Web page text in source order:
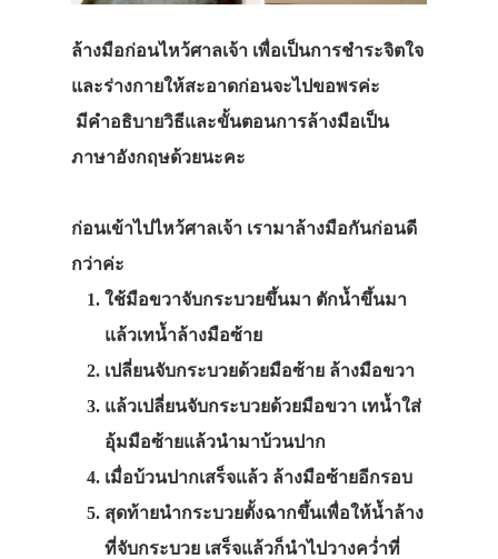
ล้างมือก่อนไหว้ศาลเจ้า เพื่อเป็นการชำระจิตใจ
และร่างกายให้สะอาดก่อนจะไปขอพรค่ะ
มีคำอธิบายวิธีและขั้นตอนการล้างมือเป็น
ภาษาอังกฤษด้วยนะคะ
ก่อนเข้าไปไหว้ศาลเจ้า เรามาล้างมือกันก่อนดี
กว่าค่ะ
ใช้มือขวาจับกระบวยขึ้นมา ตักน้ำขึ้นมา
แล้วเทน้ำล้างมือซ้าย
เปลี่ยนจับกระบวยด้วยมือซ้าย ล้างมือขวา
แล้วเปลี่ยนจับกระบวยด้วยมือขวา เทน้ำใส่
อุ้มมือซ้ายแล้วนำมาบ้วนปาก
เมื่อบ้วนปากเสร็จแล้ว ล้างมือซ้ายอีกรอบ
สุดท้ายนำกระบวยตั้งฉากขึ้นเพื่อให้น้ำล้าง
ที่จับกระบวย เสร็จแล้วก็นำไปวางคว่ำที่